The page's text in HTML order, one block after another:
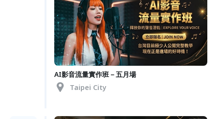
AI影音流量實作班－五月場
Taipei City